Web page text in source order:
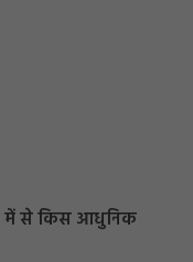
में से किस आधुनिक